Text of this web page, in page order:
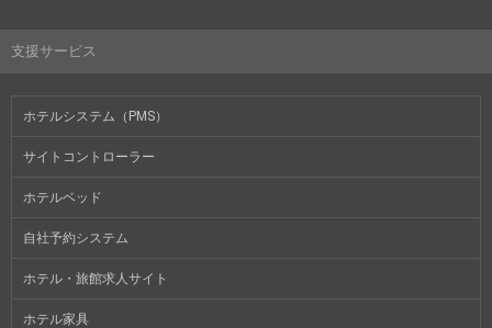
支援サービス
ホテルシステム（PMS）
サイトコントローラー
ホテルベッド
自社予約システム
ホテル・旅館求人サイト
ホテル家具